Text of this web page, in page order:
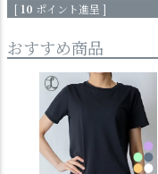
[10 ポイント進呈 ]
おすすめ商品